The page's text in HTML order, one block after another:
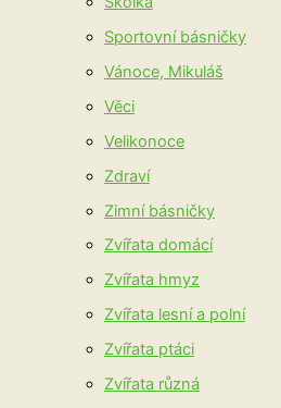
Sportovní básničky
Vánoce, Mikuláš
Věci
Velikonoce
Zdraví
Zimní básničky
Zvířata domácí
Zvířata hmyz
Zvířata lesní a polní
Zvířata ptáci
Zvířata různá